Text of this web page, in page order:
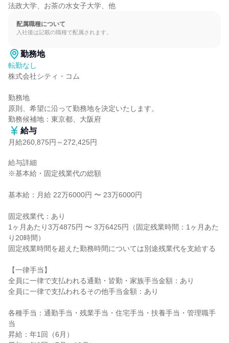
法政大学、お茶の水女子大学、他
配属職種について
入社後は記載の職種で配属されます。
勤務地
転勤なし
株式会社シティ・コム
勤務地
原則、希望に沿って勤務地を決定いたします。
勤務候補地：東京都、大阪府
給与
月給260,875円～272,425円
給与詳細
※基本給・固定残業代の総額
基本給：月給 22万6000円 〜 23万6000円
固定残業代：あり
1ヶ月あたり3万4875円 〜 3万6425円（固定残業時間：1ヶ月あた
り20時間）
固定残業時間を超えた勤務時間については別途残業代を支給する
【一律手当】
全員に一律で支払われる通勤・皆勤・家族手当金額：あり
全員に一律で支払われるその他手当金額：あり
各種手当：通勤手当・残業手当・住宅手当・扶養手当・管理職手
当
昇給：年1回（6月）